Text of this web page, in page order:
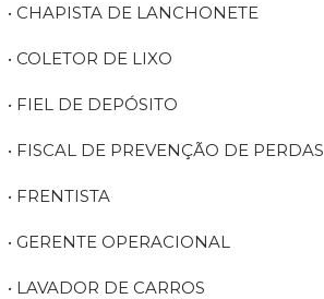
• CHAPISTA DE LANCHONETE
• COLETOR DE LIXO
• FIEL DE DEPÓSITO
• FISCAL DE PREVENÇÃO DE PERDAS
• FRENTISTA
• GERENTE OPERACIONAL
• LAVADOR DE CARROS